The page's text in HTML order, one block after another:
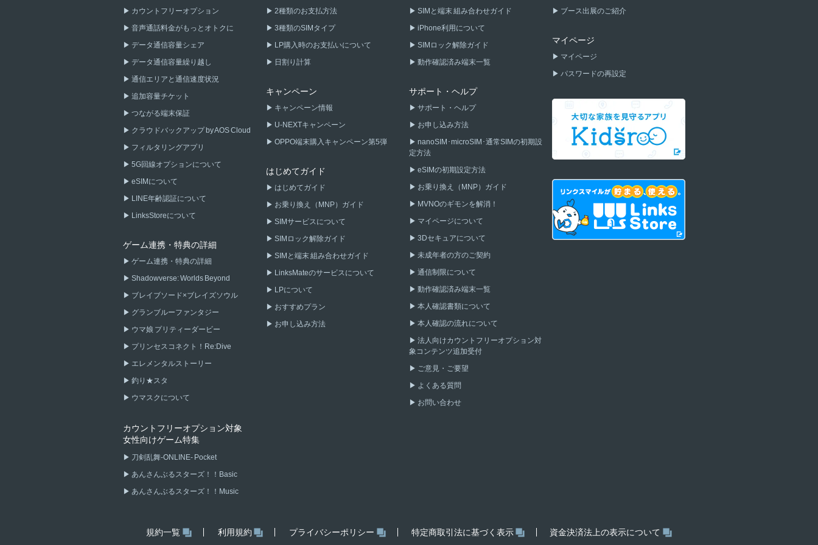
カウントフリーオプション
音声通話料金がもっとオトクに
データ通信容量シェア
データ通信容量繰り越し
通信エリアと通信速度状況
追加容量チケット
つながる端末保証
クラウドバックアップ by AOS Cloud
フィルタリングアプリ
5G回線オプションについて
eSIMについて
LINE年齢認証について
LinksStoreについて
ゲーム連携・特典の詳細
ゲーム連携・特典の詳細
Shadowverse: Worlds Beyond
ブレイブソード×ブレイズソウル
グランブルーファンタジー
ウマ娘 プリティーダービー
プリンセスコネクト！Re:Dive
エレメンタルストーリー
釣り★スタ
ウマスクについて
カウントフリーオプション対象
女性向けゲーム特集
刀剣乱舞-ONLINE- Pocket
あんさんぶるスターズ！！Basic
あんさんぶるスターズ！！Music
2種類のお支払方法
3種類のSIMタイプ
LP購入時のお支払いについて
日割り計算
キャンペーン
キャンペーン情報
U-NEXTキャンペーン
OPPO端末購入キャンペーン第5弾
はじめてガイド
はじめてガイド
お乗り換え（MNP）ガイド
SIMサービスについて
SIMロック解除ガイド
SIMと端末 組み合わせガイド
LinksMateのサービスについて
LPについて
おすすめプラン
お申し込み方法
SIMと端末 組み合わせガイド
iPhone利用について
SIMロック解除ガイド
動作確認済み端末一覧
サポート・ヘルプ
サポート・ヘルプ
お申し込み方法
nanoSIM･microSIM･通常SIMの初期設
定方法
eSIMの初期設定方法
お乗り換え（MNP）ガイド
MVNOのギモンを解消！
マイページについて
3Dセキュアについて
未成年者の方のご契約
通信制限について
動作確認済み端末一覧
本人確認書類について
本人確認の流れについて
法人向けカウントフリーオプション対
象コンテンツ追加受付
ご意見・ご要望
よくある質問
お問い合わせ
ブース出展のご紹介
マイページ
マイページ
パスワードの再設定
規約一覧 利用規約 プライバシーポリシー 特定商取引法に基づく表示 資金決済法上の表示について